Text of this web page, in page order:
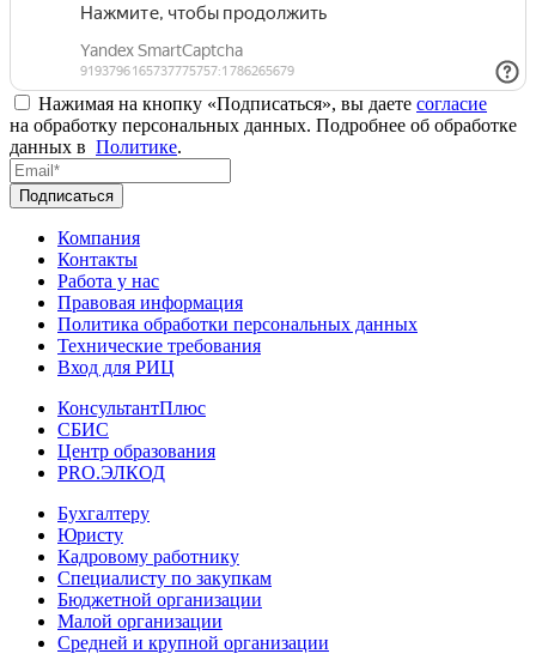
Нажимая на кнопку «Подписаться», вы даете согласие
на обработку персональных данных. Подробнее об обработке
данных в Политике.
Подписаться
Компания
Контакты
Работа у нас
Правовая информация
Политика обработки персональных данных
Технические требования
Вход для РИЦ
КонсультантПлюс
СБИС
Центр образования
PRO.ЭЛКОД
Бухгалтеру
Юристу
Кадровому работнику
Специалисту по закупкам
Бюджетной организации
Малой организации
Средней и крупной организации